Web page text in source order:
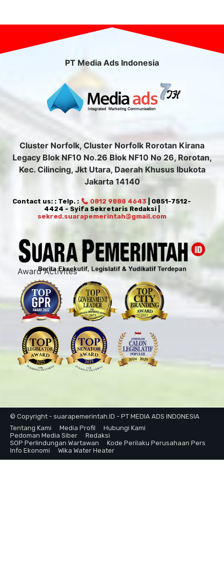
PT Media Ads Indonesia
Cluster Norfolk, Cluster Norfolk Rorotan Kirana
Legacy Blok NF10 No.26 Blok NF10 No 26, Rorotan,
Kec. Cilincing, Jkt Utara, Daerah Khusus Ibukota
Jakarta 14140
Contact us: : Telp. : 0812 9888 4643 | 0851-7512-
4424 - Syifa Sekretaris Redaksi |
sekred.suarapemerintah@gmail.com
Award Activites
© Copyright - suarapemerintah.ID - PT MEDIA ADS INDONESIA
Tentang Kami
Media Profil
Hubungi Kami
Pedoman Media Siber
Redaksi
SOP Perlindungan Wartawan
Kode Perilaku Perusahaan Pers
Info Ekonomi
Wika Water Heater